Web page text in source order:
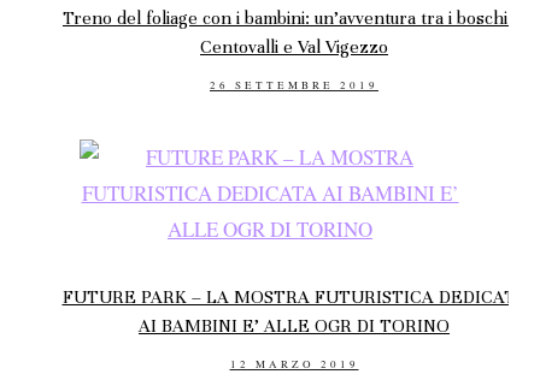
Treno del foliage con i bambini: un’avventura tra i boschi di
Centovalli e Val Vigezzo
POSTED
26 SETTEMBRE 2019
FUTURE PARK – LA MOSTRA FUTURISTICA DEDICATA
AI BAMBINI E’ ALLE OGR DI TORINO
POSTED
12 MARZO 2019